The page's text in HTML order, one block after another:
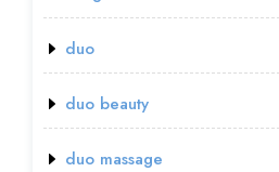
duo
duo beauty
duo massage